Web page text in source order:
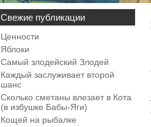
Свежие публикации
Ценности
Яблоки
Самый злодейский Злодей
Каждый заслуживает второй
шанс
Сколько сметаны влезает в Кота
(в избушке Бабы-Яги)
Кощей на рыбалке